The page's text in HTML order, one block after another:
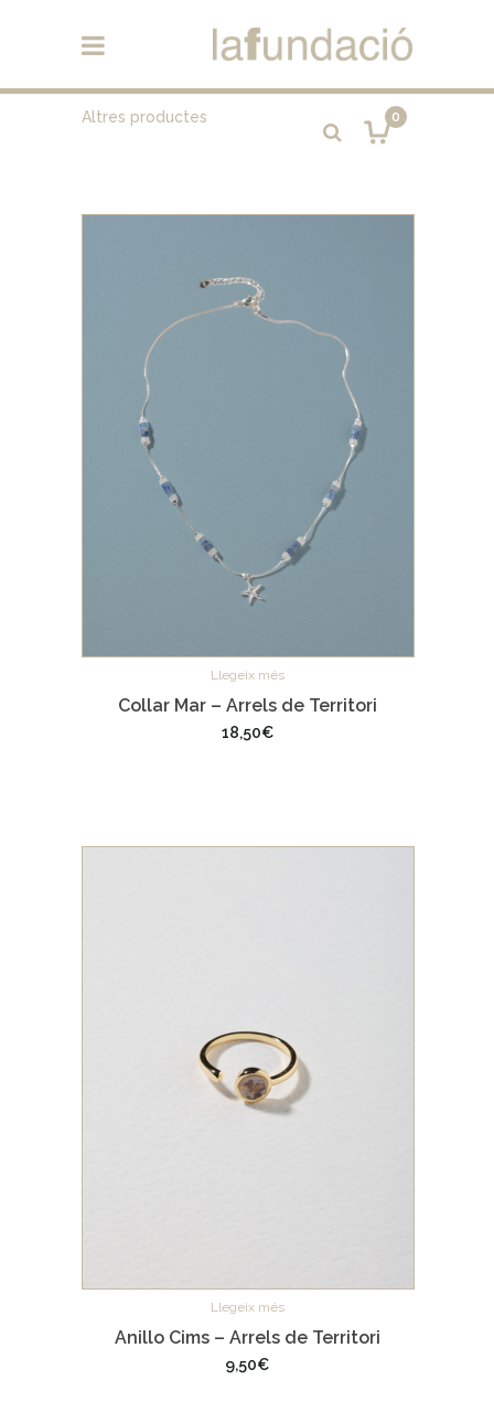
0
Altres productes
Llegeix més
Collar Mar – Arrels de Territori
18,50€
Llegeix més
Anillo Cims – Arrels de Territori
9,50€